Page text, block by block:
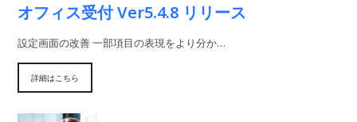
オフィス受付 Ver5.4.8 リリース
設定画面の改善 一部項目の表現をより分か…
詳細はこちら